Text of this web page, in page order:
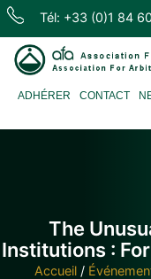
Skip
content
Tél: +33 (0)1 84
d'Arbitrage
ADHÉRER CONTACT
The
Institutions :
Accueil/